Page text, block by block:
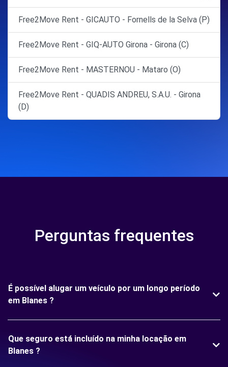
Free2Move Rent - GICAUTO - Fornells de la Selva (P)
Free2Move Rent - GIQ-AUTO Girona - Girona (C)
Free2Move Rent - MASTERNOU - Mataro (O)
Free2Move Rent - QUADIS ANDREU, S.A.U. - Girona
(D)
Perguntas frequentes
É possível alugar um veículo por um longo período
em Blanes ?
Que seguro está incluído na minha locação em
Blanes ?